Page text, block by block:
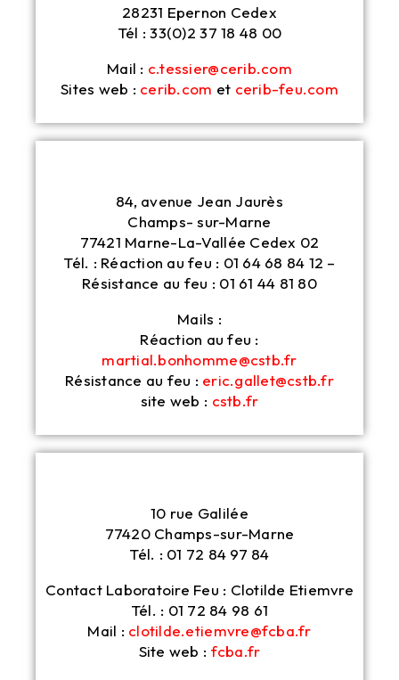
28231 Epernon Cedex
Tél : 33(0)2 37 18 48 00
Mail : c.tessier@cerib.com
Sites web : cerib.com et cerib-feu.com
84, avenue Jean Jaurès
Champs- sur-Marne
77421 Marne-La-Vallée Cedex 02
Tél. : Réaction au feu : 01 64 68 84 12 –
Résistance au feu : 01 61 44 81 80
Mails :
Réaction au feu :
martial.bonhomme@cstb.fr
Résistance au feu : eric.gallet@cstb.fr
site web : cstb.fr
10 rue Galilée
77420 Champs-sur-Marne
Tél. : 01 72 84 97 84
Contact Laboratoire Feu : Clotilde Etiemvre
Tél. : 01 72 84 98 61
Mail : clotilde.etiemvre@fcba.fr
Site web : fcba.fr